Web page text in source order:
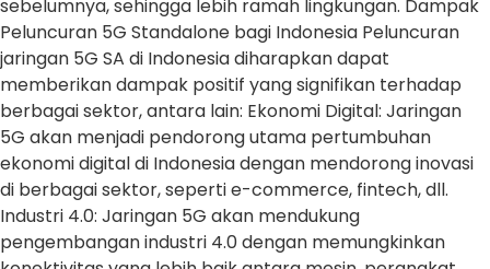
sebelumnya, sehingga lebih ramah lingkungan. Dampak
Peluncuran 5G Standalone bagi Indonesia Peluncuran
jaringan 5G SA di Indonesia diharapkan dapat
memberikan dampak positif yang signifikan terhadap
berbagai sektor, antara lain: Ekonomi Digital: Jaringan
5G akan menjadi pendorong utama pertumbuhan
ekonomi digital di Indonesia dengan mendorong inovasi
di berbagai sektor, seperti e-commerce, fintech, dll.
Industri 4.0: Jaringan 5G akan mendukung
pengembangan industri 4.0 dengan memungkinkan